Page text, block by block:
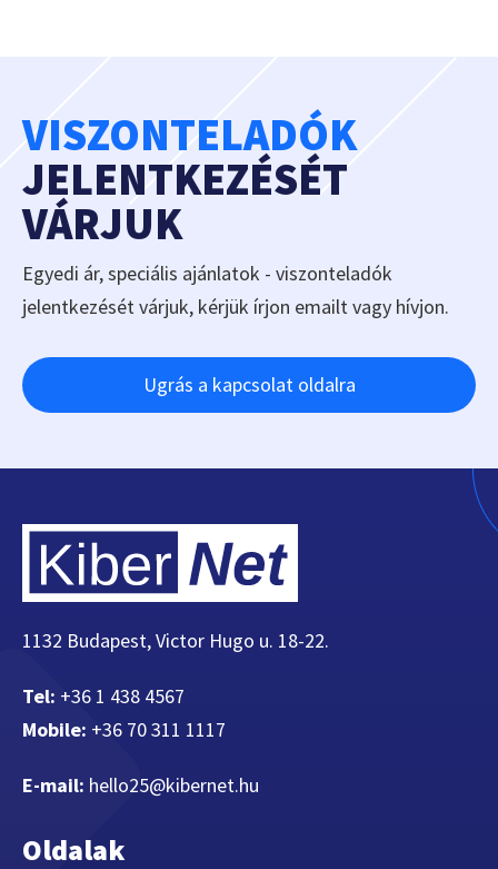
VISZONTELADÓK
JELENTKEZÉSÉT
VÁRJUK
Egyedi ár, speciális ajánlatok - viszonteladók
jelentkezését várjuk, kérjük írjon emailt vagy hívjon.
Ugrás a kapcsolat oldalra
1132 Budapest, Victor Hugo u. 18-22.
Tel: +36 1 438 4567
Mobile: +36 70 311 1117
E-mail: hello25@kibernet.hu
Oldalak